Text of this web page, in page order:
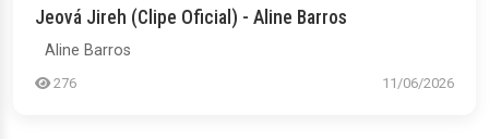
Jeová Jireh (Clipe Oficial) - Aline Barros
Aline Barros
276 11/06/2026